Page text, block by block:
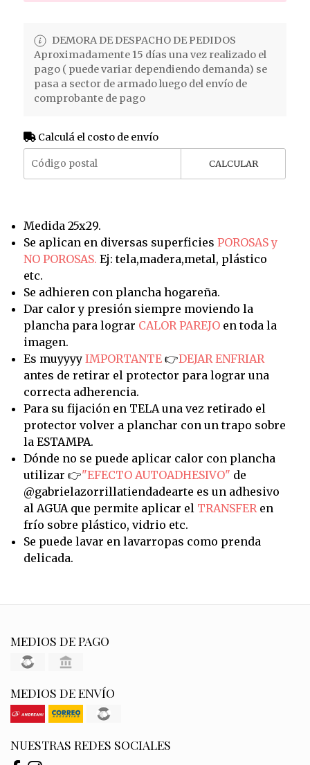
DEMORA DE DESPACHO DE PEDIDOS
Aproximadamente 15 días una vez realizado el
pago ( puede variar dependiendo demanda) se
pasa a sector de armado luego del envío de
comprobante de pago
Calculá el costo de envío
CALCULAR
Medida 25x29.
Se aplican en diversas superficies POROSAS y
NO POROSAS. Ej: tela,madera,metal, plástico
etc.
Se adhieren con plancha hogareña.
Dar calor y presión siempre moviendo la
plancha para lograr CALOR PAREJOen toda la
imagen.
Es muyyyy IMPORTANTE👉DEJAR ENFRIAR
antes de retirar el protector para lograr una
correcta adherencia.
Para su fijación en TELA una vez retirado el
protector volver a planchar con un trapo sobre
la ESTAMPA.
Dónde no se puede aplicar calor con plancha
utilizar 👉"EFECTO AUTOADHESIVO" de
@gabrielazorrillatiendadearte es un adhesivo
al AGUA que permite aplicar el TRANSFERen
frío sobre plástico, vidrio etc.
Se puede lavar en lavarropas como prenda
delicada.
MEDIOS DE PAGO
MEDIOS DE ENVÍO
NUESTRAS REDES SOCIALES